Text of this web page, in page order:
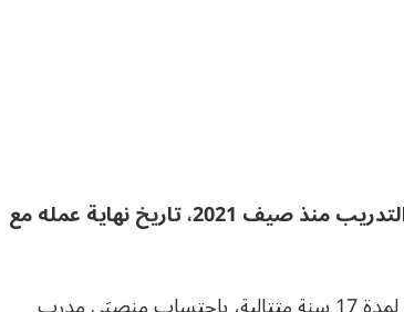
يبتعد التقني الألماني يواخيم لوف عن مجال التدريب منذ صيف 2021، تاريخ نهاية عمله مع